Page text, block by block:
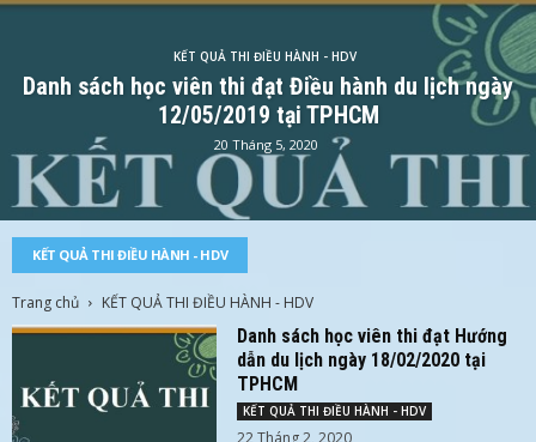
KẾT QUẢ THI ĐIỀU HÀNH - HDV
Danh sách học viên thi đạt Điều hành du lịch ngày
12/05/2019 tại TPHCM
20 Tháng 5, 2020
KẾT QUẢ THI ĐIỀU HÀNH - HDV
Trang chủ KẾT QUẢ THI ĐIỀU HÀNH - HDV
Danh sách học viên thi đạt Hướng
dẫn du lịch ngày 18/02/2020 tại
TPHCM
KẾT QUẢ THI ĐIỀU HÀNH - HDV
22 Tháng 2, 2020